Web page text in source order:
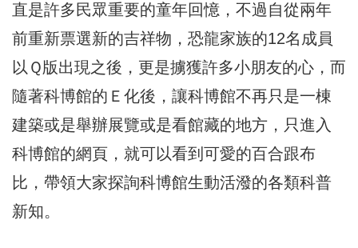
直是許多民眾重要的童年回憶，不過自從兩年
前重新票選新的吉祥物，恐龍家族的12名成員
以Ｑ版出現之後，更是擄獲許多小朋友的心，而
隨著科博館的Ｅ化後，讓科博館不再只是一棟
建築或是舉辦展覽或是看館藏的地方，只進入
科博館的網頁，就可以看到可愛的百合跟布
比，帶領大家探詢科博館生動活潑的各類科普
新知。